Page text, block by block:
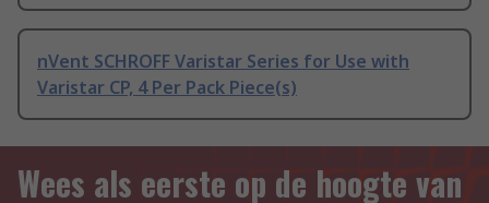
nVent SCHROFF Varistar Series for Use with
Varistar CP, 4 Per Pack Piece(s)
Wees als eerste op de hoogte van